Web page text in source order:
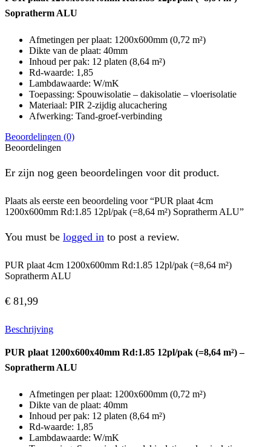
Sopratherm ALU
Afmetingen per plaat: 1200x600mm (0,72 m²)
Dikte van de plaat: 40mm
Inhoud per pak: 12 platen (8,64 m²)
Rd-waarde: 1,85
Lambdawaarde: W/mK
Toepassing: Spouwisolatie – dakisolatie – vloerisolatie
Materiaal: PIR 2-zijdig alucachering
Afwerking: Tand-groef-verbinding
Beoordelingen (0)
Beoordelingen
Er zijn nog geen beoordelingen voor dit product.
Plaats als eerste een beoordeling voor “PUR plaat 4cm
1200x600mm Rd:1.85 12pl/pak (=8,64 m²) Sopratherm ALU”
You must be logged in to post a review.
PUR plaat 4cm 1200x600mm Rd:1.85 12pl/pak (=8,64 m²)
Sopratherm ALU
€ 81,99
Beschrijving
PUR plaat 1200x600x40mm Rd:1.85 12pl/pak (=8,64 m²) –
Sopratherm ALU
Afmetingen per plaat: 1200x600mm (0,72 m²)
Dikte van de plaat: 40mm
Inhoud per pak: 12 platen (8,64 m²)
Rd-waarde: 1,85
Lambdawaarde: W/mK